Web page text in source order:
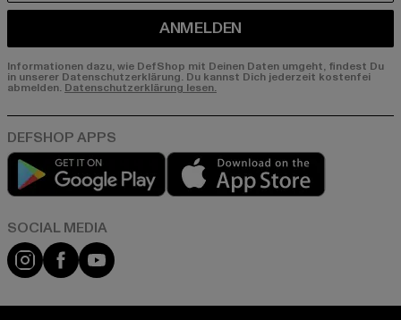
ANMELDEN
Informationen dazu, wie DefShop mit Deinen Daten umgeht, findest Du
in unserer Datenschutzerklärung. Du kannst Dich jederzeit kostenfei
abmelden. Datenschutzerklärung lesen.
Play market
Instagram
FacebookYouTube